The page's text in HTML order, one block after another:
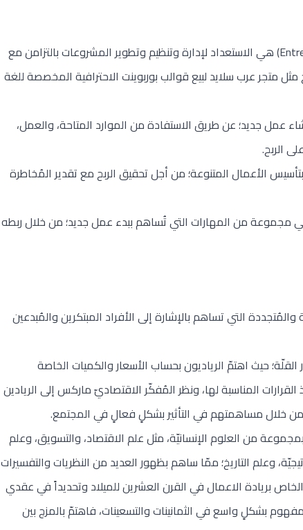
ريادة الاعمال (بالإنجليزيّة: Entrepreneurship) هي الاستعداد لإدارة وتنظيم وتطوير المشروعات بالتزامن مع
مثل متجر عرب سلايد لبيع قوالب بوربوينت الاحترافية المخصصة للغة
عمل جديد؛ عن طريق الاستفادة من الموارد المتاحة، والعمل،
الربح.
الأعمال المتنوعة؛ من أجل تحقيق الربح مع تقدير المُخاطرة
مجموعة من المهارات التي تُساهم ببدء عمل جديد؛ من خلال ربطه
التي تساهم بالإشارة إلى الأفراد المبتكرين والمُبدعين
حيث اهتمّ الرياديون بحساب الأسعار والكميات الخاصة
المناسبة لها، ونظر المُفكّر الاقتصاديّ ماركس إلى الريادين
من خلال مساهمتهم في التأثير بشكلٍ فعالٍ في المجتمع.
من العلوم الإنسانيّة، مثل علم الاقتصاد، والتسويق، وعلم
وعلم التاريخ؛ ممّا ساهم بظهور العديد من النظريات والتفسيرات
بريادة الاعمال في القرن العشرين للميلاد وتحديداً في عقدي
بشكلٍ واسع في الثمانينات والتسعينات، فاهتمّ بالمزج بين